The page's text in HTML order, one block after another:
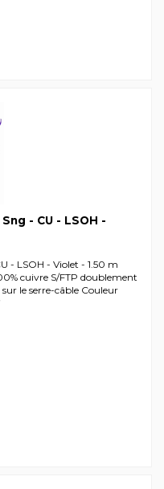
- CU - LSOH -
- LSOH - Violet - 1.50 m
cuivre S/FTP doublement
le serre-câble Couleur